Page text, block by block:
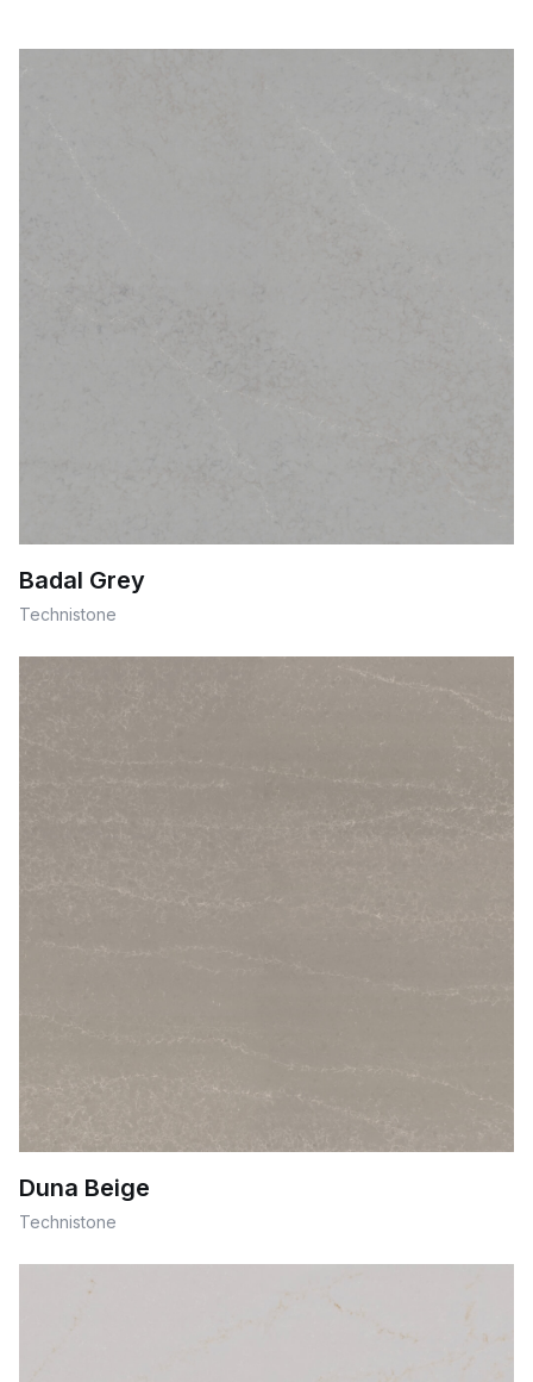
Badal Grey
Technistone
Duna Beige
Technistone